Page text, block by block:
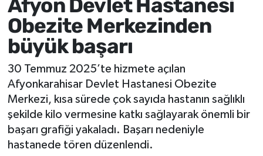
Afyon Devlet Hastanesi
Obezite Merkezinden
büyük başarı
30 Temmuz 2025’te hizmete açılan
Afyonkarahisar Devlet Hastanesi Obezite
Merkezi, kısa sürede çok sayıda hastanın sağlıklı
şekilde kilo vermesine katkı sağlayarak önemli bir
başarı grafiği yakaladı. Başarı nedeniyle
hastanede tören düzenlendi.
Eğitim
Ekonomi
Magazin
Etkinlikler